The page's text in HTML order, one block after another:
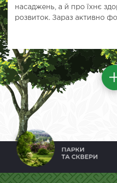
насаджень, а й про їхнє
розвиток. Зараз активно